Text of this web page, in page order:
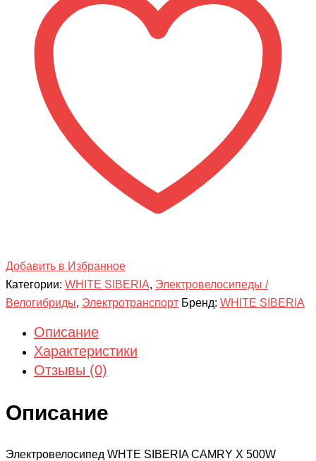
BLACK
EDITION
Добавить в Избранное
Категории: WHITE SIBERIA, Электровелосипеды /
Велогибриды, Электротранспорт Бренд: WHITE SIBERIA
Описание
Характеристики
Отзывы (0)
Описание
Электровелосипед WHTE SIBERIA CAMRY X 500W